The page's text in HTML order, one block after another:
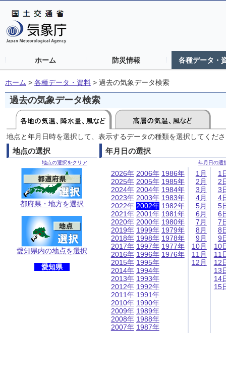
ホーム 防災情報 各種データ・
ホーム > 各種データ・資料 > 過去の気象データ検索
過去の気象データ検索
地点と年月日時を選択して、表示するデータの種類を選択してくだ
地点の選択
地点の選択をクリア
都府県・地方を選択
愛知県内の地点を選択
愛知県
年月日の選択
年月日の選
2026年
2025年
2024年
2023年
2022年
2021年
2020年
2019年
2018年
2017年
2016年
2015年
2014年
2013年
2012年
2011年
2010年
2009年
2008年
2007年
2006年
2005年
2004年
2003年
2002年
2001年
2000年
1999年
1998年
1997年
1996年
1995年
1994年
1993年
1992年
1991年
1990年
1989年
1988年
1987年
1986年
1985年
1984年
1983年
1982年
1981年
1980年
1979年
1978年
1977年
1976年
1月
2月
3月
4月
5月
6月
7月
8月
9月
10月
11月
12月
1
2
3
4
5
6
7
8
9
10
11
12
13
14
15